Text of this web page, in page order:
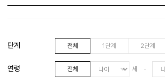
단계 전체 1단계 2단계
연령 전체 -